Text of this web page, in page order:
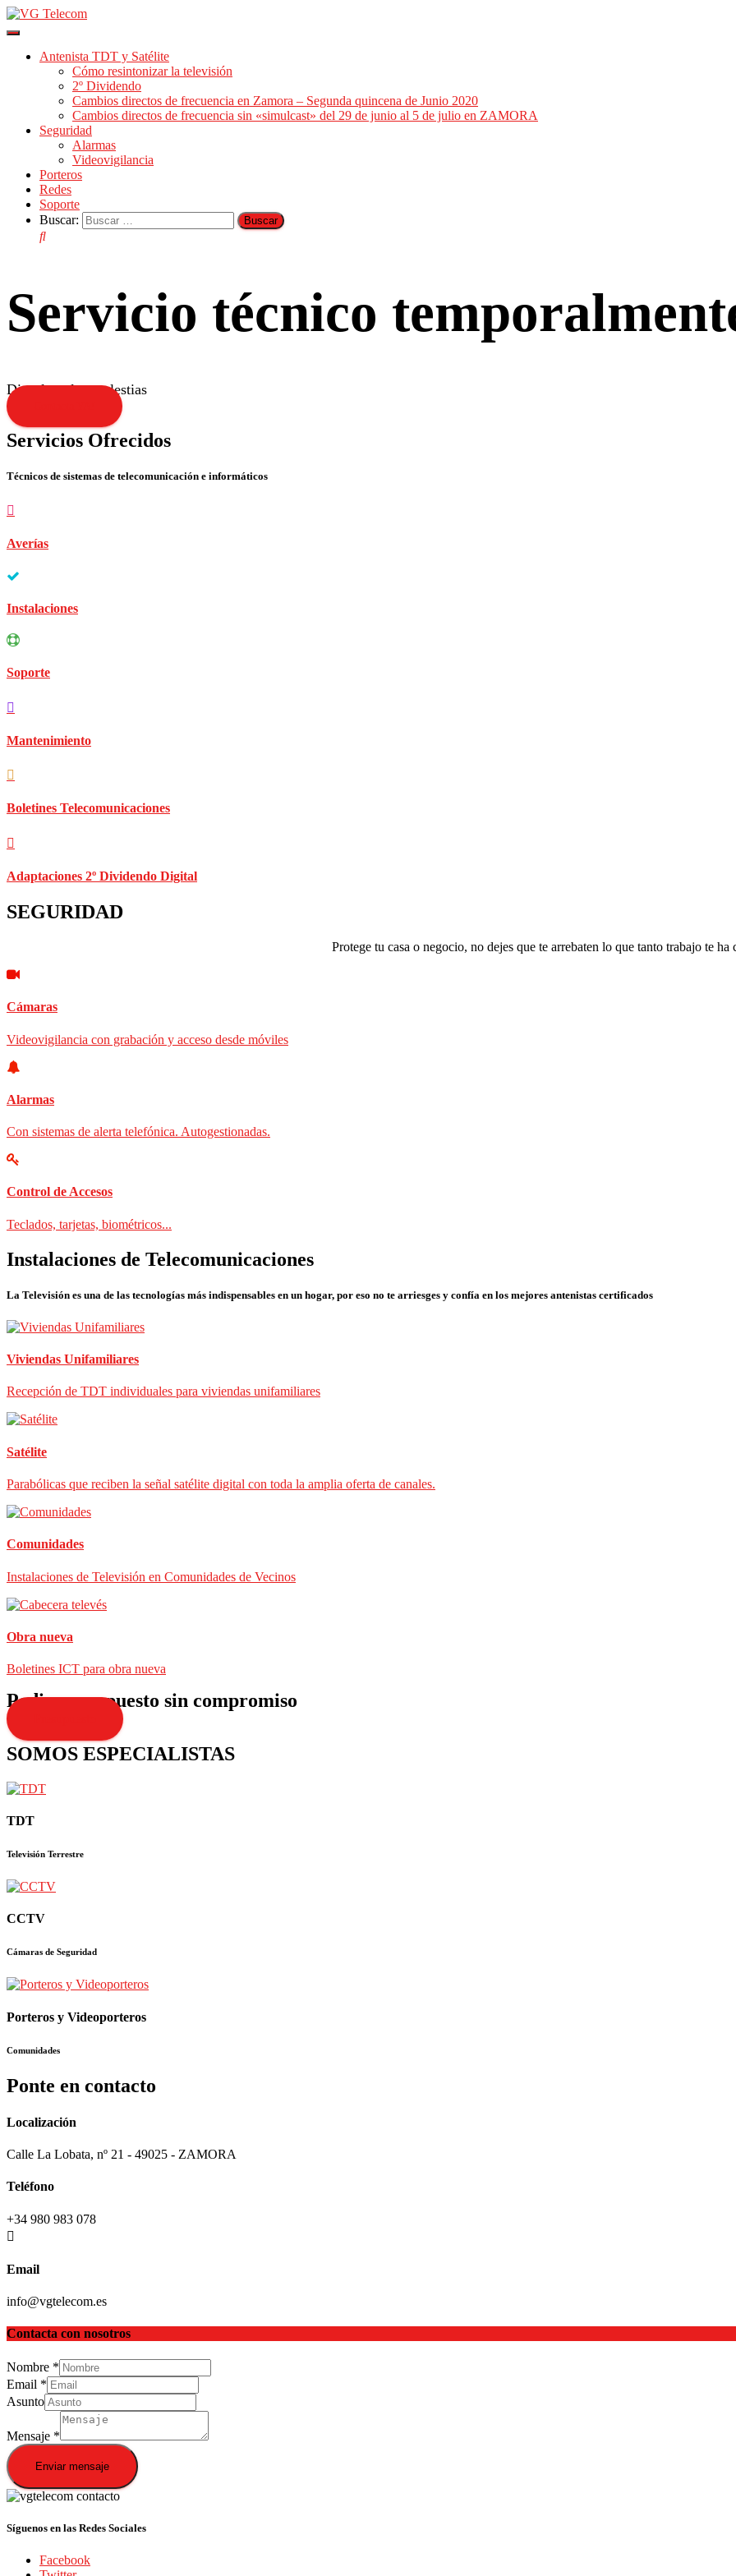
Cambiar
navegación
Antenista TDT y Satélite
Cómo resintonizar la televisión
2º Dividendo
Cambios directos de frecuencia en Zamora – Segunda quincena de Junio 2020
Cambios directos de frecuencia sin «simulcast» del 29 de junio al 5 de julio en ZAMORA
Seguridad
Alarmas
Videovigilancia
Porteros
Redes
Soporte
Buscar:
Servicio técnico
Disculpen las molestias
Servicios Ofrecidos
Técnicos de sistemas de telecomunicación e informáticos
Averías
Instalaciones
Soporte
Mantenimiento
Boletines Telecomunicaciones
Adaptaciones 2º Dividendo Digital
SEGURIDAD
Protege tu casa o negocio, no dejes que te arrebaten lo que tanto trabajo te ha
Cámaras
Videovigilancia con grabación y acceso desde móviles
Alarmas
Con sistemas de alerta telefónica. Autogestionadas.
Control de Accesos
Teclados, tarjetas, biométricos...
Instalaciones de Telecomunicaciones
La Televisión es una de las tecnologías más indispensables en un hogar, por eso no te arriesges y confía en los mejores antenistas certificados
Viviendas Unifamiliares
Recepción de TDT individuales para viviendas unifamiliares
Satélite
Parabólicas que reciben la señal satélite digital con toda la amplia oferta de canales.
Comunidades
Instalaciones de Televisión en Comunidades de Vecinos
Obra nueva
Boletines ICT para obra nueva
Pedir presupuesto sin compromiso
SOMOS ESPECIALISTAS
TDT
Televisión Terrestre
CCTV
Cámaras de Seguridad
Porteros y Videoporteros
Comunidades
Ponte en contacto
Localización
Calle La Lobata, nº 21 - 49025 - ZAMORA
Teléfono
+34 980 983 078
Email
info@vgtelecom.es
Contacta con nosotros
Nombre *
Email *
Asunto
Mensaje *
Enviar mensaje
Síguenos en las Redes Sociales
Facebook